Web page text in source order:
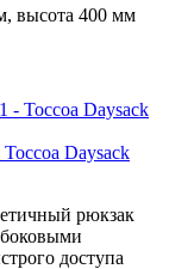
высота 400 мм
Daysack
рюкзак
доступа